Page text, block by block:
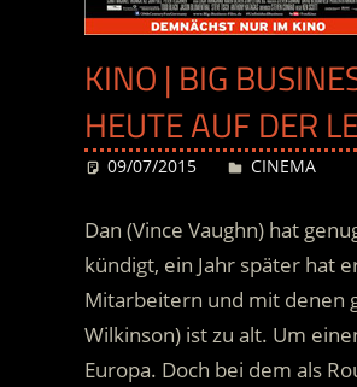
KINO | BIG
EUTE AUF DER
09/07/2015 Desiree
CINEMA
Dan (Vince Vaughn) hat
kündigt, ein Jahr später hat
Mitarbeitern und mit denen
Wilkinson) ist zu alt. Um
Europa. Doch bei dem als